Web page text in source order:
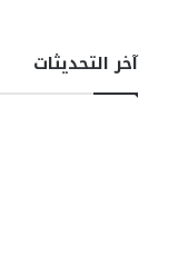
آخر التحديثات